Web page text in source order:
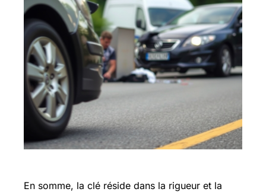
En somme, la clé réside dans la rigueur et la